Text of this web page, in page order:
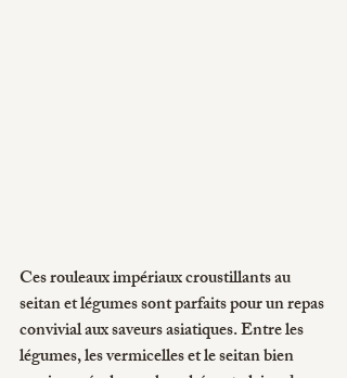
Ces rouleaux impériaux croustillants au
seitan et légumes sont parfaits pour un repas
convivial aux saveurs asiatiques. Entre les
légumes, les vermicelles et le seitan bien